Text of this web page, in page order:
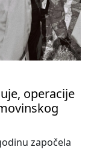
operacije
započela